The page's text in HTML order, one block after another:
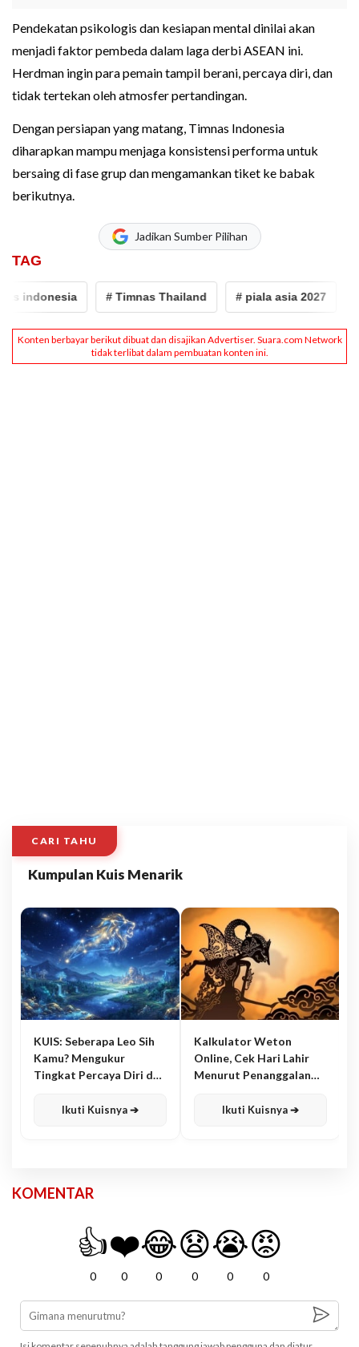
Pendekatan psikologis dan kesiapan mental dinilai akan
menjadi faktor pembeda dalam laga derbi ASEAN ini.
Herdman ingin para pemain tampil berani, percaya diri, dan
tidak tertekan oleh atmosfer pertandingan.
Dengan persiapan yang matang, Timnas Indonesia
diharapkan mampu menjaga konsistensi performa untuk
bersaing di fase grup dan mengamankan tiket ke babak
berikutnya.
Jadikan Sumber Pilihan
TAG
# Timnas Thailand # piala asia 2027
CARI TAHU
Kumpulan Kuis Menarik
KUIS: Seberapa Leo Sih
Kamu? Mengukur
Tingkat Percaya Diri dan
Ikuti Kuisnya ➔
Kalkulator Weton
Online, Cek Hari Lahir
Menurut Penanggalan
Ikuti Kuisnya ➔
KOMENTAR
👍
0
❤️
0
😂
0
😧
0
😭
0
😡
0